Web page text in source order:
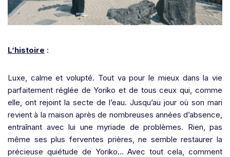
L’histoire :
Luxe, calme et volupté. Tout va pour le mieux dans la vie
parfaitement réglée de Yoriko et de tous ceux qui, comme
elle, ont rejoint la secte de l’eau. Jusqu’au jour où son mari
revient à la maison après de nombreuses années d’absence,
entraînant avec lui une myriade de problèmes. Rien, pas
même ses plus ferventes prières, ne semble restaurer la
précieuse quiétude de Yoriko… Avec tout cela, comment